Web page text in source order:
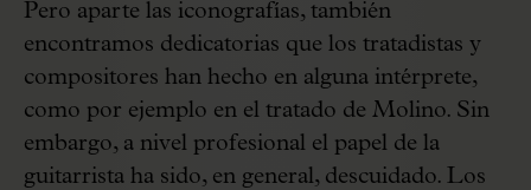
Pero aparte las iconografías, también
encontramos dedicatorias que los tratadistas y
compositores han hecho en alguna intérprete,
como por ejemplo en el tratado de Molino. Sin
embargo, a nivel profesional el papel de la
guitarrista ha sido, en general, descuidado. Los